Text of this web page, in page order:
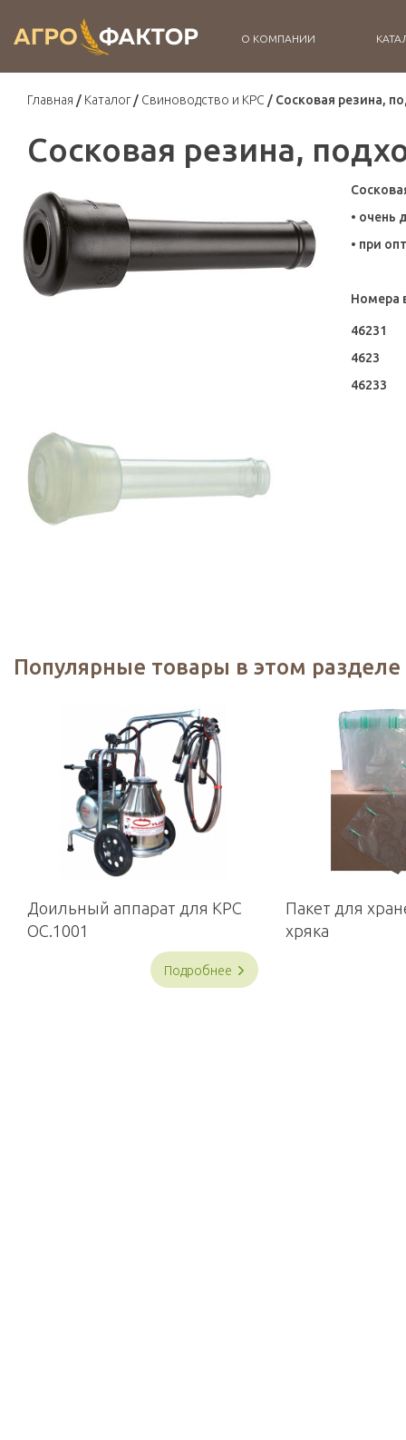
О КОМПАНИИ
Главная Каталог Свиноводство и КРС Сосковая резина,
Сосковая резина,
• очень
• при
Номера
46231
4623
46233
Популярные товары в этом разделе
Доильный аппарат для КРС
OC.1001
Подробнее
Пакет для
хряка